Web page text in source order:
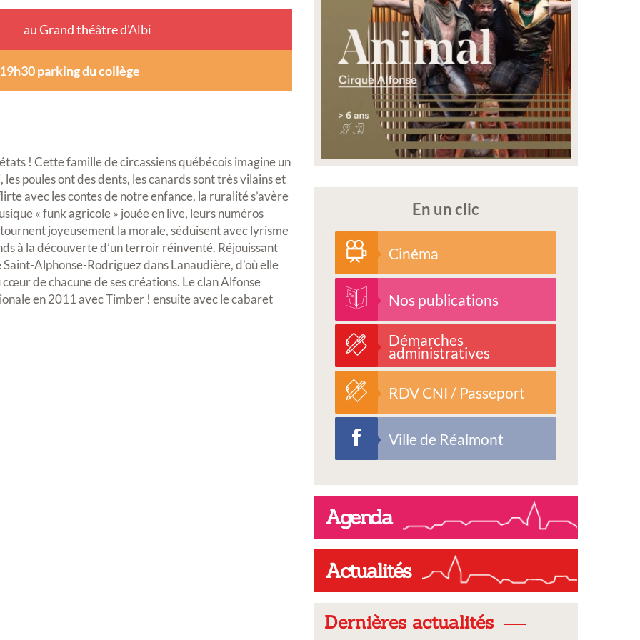
au Grand théâtre d'Albi
parking du collège
! Cette famille de circassiens québécois imagine un
poules ont des dents, les canards sont très vilains et
avec les contes de notre enfance, la ruralité s’avère
« funk agricole » jouée en live, leurs numéros
joyeusement la morale, séduisent avec lyrisme
à la découverte d’un terroir réinventé. Réjouissant
Alphonse-Rodriguez dans Lanaudière, d’où elle
de chacune de ses créations. Le clan Alfonse
en 2011 avec Timber ! ensuite avec le cabaret
En un clic
Cinéma
Nos publications
Démarches
administratives
RDV CNI / Passeport
Ville de Réalmont
Agenda
Actualités
Dernières actualités